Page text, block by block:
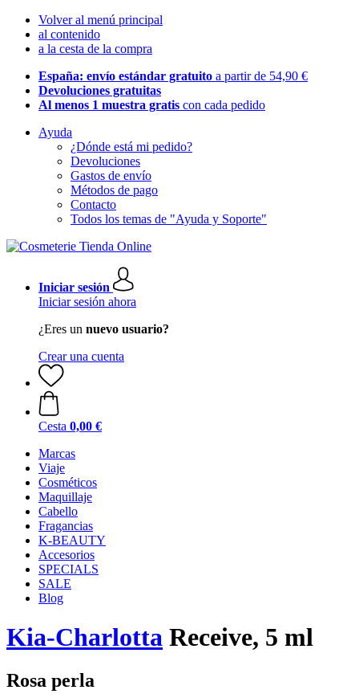
Volver al menú principal
al contenido
a la cesta de la compra
España: envío estándar gratuito a partir de 54,90 €
Devoluciones gratuitas
Al menos 1 muestra gratis con cada pedido
Ayuda
¿Dónde está mi pedido?
Devoluciones
Gastos de envío
Métodos de pago
Contacto
Todos los temas de "Ayuda y Soporte"
Iniciar sesión
Iniciar sesión ahora
¿Eres un nuevo usuario?
Crear una cuenta
Cesta 0,00 €
Marcas
Viaje
Cosméticos
Maquillaje
Cabello
Fragancias
K-BEAUTY
Accesorios
SPECIALS
SALE
Blog
Kia-Charlotta Receive, 5 ml
Rosa perla